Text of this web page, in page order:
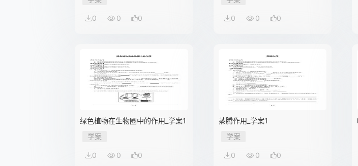
0 0 0 0 0 0
绿色植物在生物圈中的作用_学案1
学案
0 0 0
蒸腾作用_学案1
学案
0 0 0